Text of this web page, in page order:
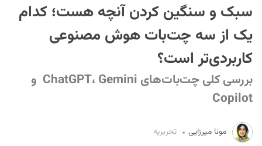
سبک و سنگین کردن آنچه هست؛ کدام
یک از سه چت‌بات هوش مصنوعی
کاربردی‌تر است؟
بررسی کلی چت‌بات‌های ChatGPT، Gemini و
Copilot
مونا میرزایی تحریریه